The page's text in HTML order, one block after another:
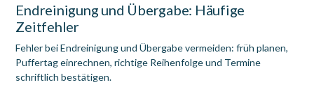
Endreinigung und Übergabe: Häufige
Zeitfehler
Fehler bei Endreinigung und Übergabe vermeiden: früh planen,
Puffertag einrechnen, richtige Reihenfolge und Termine
schriftlich bestätigen.